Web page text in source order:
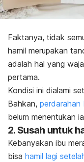
Faktanya, tidak
hamil merupakan
adalah hal yang
pertama.
Kondisi ini dialami
Bahkan, perdarahan
belum menentukan
2. Susah untuk
Kebanyakan ibu
bisa hamil lagi